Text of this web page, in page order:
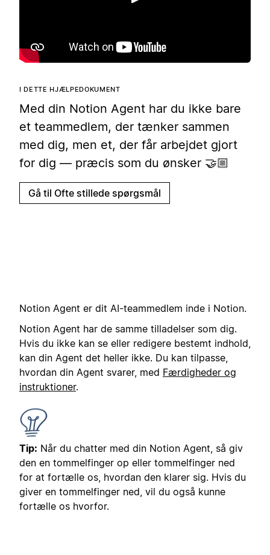
Afspil
I DETTE HJÆLPEDOKUMENT
Med din Notion Agent har du ikke bare
et teammedlem, der tænker sammen
med dig, men et, der får arbejdet gjort
for dig — præcis som du ønsker 🤝🏼
Gå til Ofte stillede spørgsmål
Notion Agent er dit AI-teammedlem inde i Notion.
Notion Agent har de samme tilladelser som dig.
Hvis du ikke kan se eller redigere bestemt indhold,
kan din Agent det heller ikke. Du kan tilpasse,
hvordan din Agent svarer, med Færdigheder og
instruktioner.
Tip: Når du chatter med din Notion Agent, så giv
den en tommelfinger op eller tommelfinger ned
for at fortælle os, hvordan den klarer sig. Hvis du
giver en tommelfinger ned, vil du også kunne
fortælle os hvorfor.